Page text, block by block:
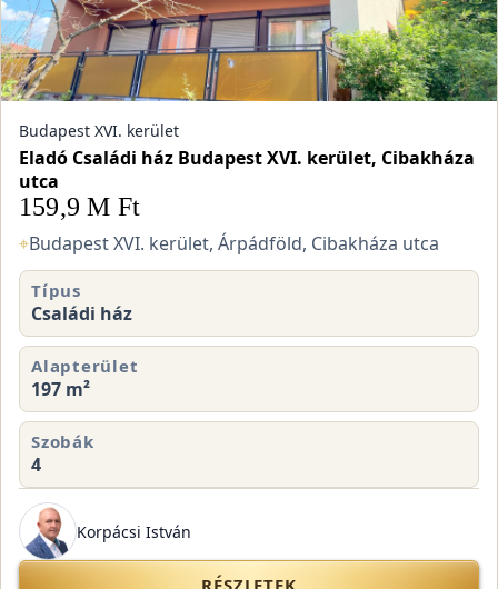
Budapest XVI. kerület
Eladó Családi ház Budapest XVI. kerület, Cibakháza
utca
159,9 M Ft
⌖Budapest XVI. kerület, Árpádföld, Cibakháza utca
Típus
Családi ház
Alapterület
197 m²
Szobák
4
Korpácsi István